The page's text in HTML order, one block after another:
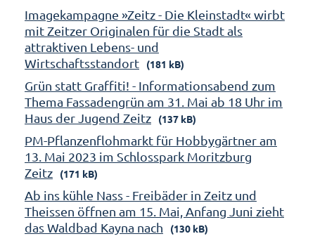
Imagekampagne »Zeitz - Die Kleinstadt« wirbt
mit Zeitzer Originalen für die Stadt als
attraktiven Lebens- und
Wirtschaftsstandort
(181 kB)
Grün statt Graffiti! - Informationsabend zum
Thema Fassadengrün am 31. Mai ab 18 Uhr im
Haus der Jugend Zeitz
(137 kB)
PM-Pflanzenflohmarkt für Hobbygärtner am
13. Mai 2023 im Schlosspark Moritzburg
Zeitz
(171 kB)
Ab ins kühle Nass - Freibäder in Zeitz und
Theissen öffnen am 15. Mai, Anfang Juni zieht
das Waldbad Kayna nach
(130 kB)